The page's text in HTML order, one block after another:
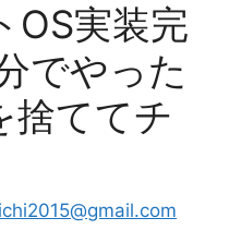
OS実装完
でやった
捨ててチ